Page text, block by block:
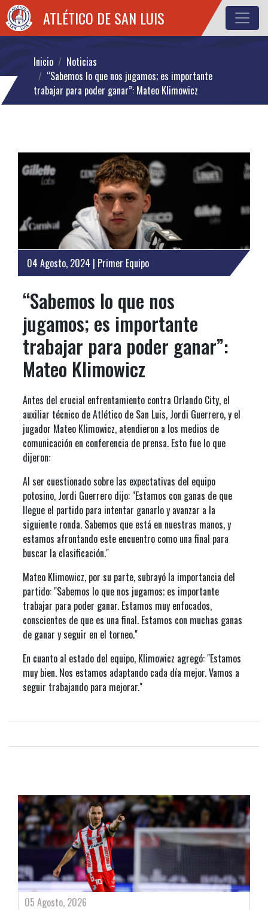
ATLÉTICO DE SAN LUIS
Inicio
Noticias
“Sabemos lo que nos jugamos; es importante
trabajar para poder ganar”: Mateo Klimowicz
04 Agosto, 2024 | Primer Equipo
“Sabemos lo que nos
jugamos; es importante
trabajar para poder ganar”:
Mateo Klimowicz
Antes del crucial enfrentamiento contra Orlando City, el
auxiliar técnico de Atlético de San Luis, Jordi Guerrero, y el
jugador Mateo Klimowicz, atendieron a los medios de
comunicación en conferencia de prensa. Esto fue lo que
dijeron:
Al ser cuestionado sobre las expectativas del equipo
potosino, Jordi Guerrero dijo: "Estamos con ganas de que
llegue el partido para intentar ganarlo y avanzar a la
siguiente ronda. Sabemos que está en nuestras manos, y
estamos afrontando este encuentro como una final para
buscar la clasificación."
Mateo Klimowicz, por su parte, subrayó la importancia del
partido: "Sabemos lo que nos jugamos; es importante
trabajar para poder ganar. Estamos muy enfocados,
conscientes de que es una final. Estamos con muchas ganas
de ganar y seguir en el torneo."
En cuanto al estado del equipo, Klimowicz agregó: "Estamos
muy bien. Nos estamos adaptando cada día mejor. Vamos a
seguir trabajando para mejorar."
05 Agosto, 2026